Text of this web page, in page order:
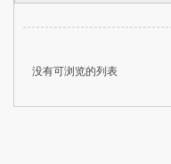
没有可浏览的列表